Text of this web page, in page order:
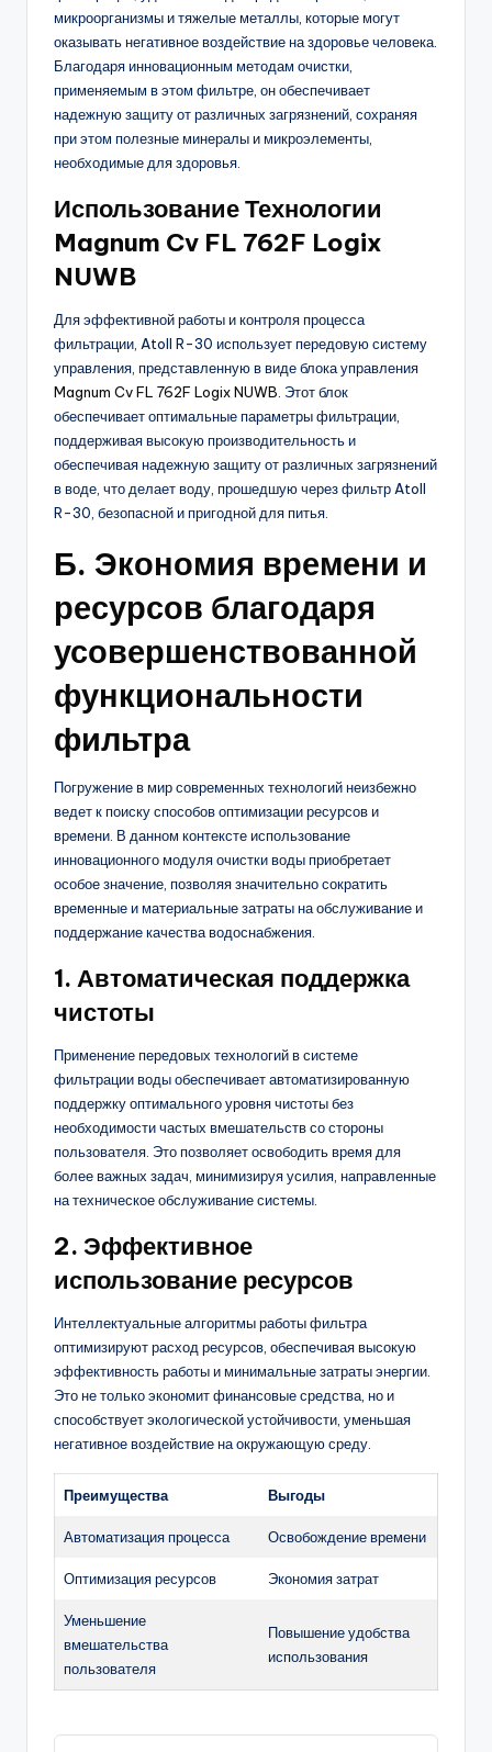
микроорганизмы и тяжелые металлы, которые могут
оказывать негативное воздействие на здоровье человека.
Благодаря инновационным методам очистки,
применяемым в этом фильтре, он обеспечивает
надежную защиту от различных загрязнений, сохраняя
при этом полезные минералы и микроэлементы,
необходимые для здоровья.
Использование Технологии
Magnum Cv FL 762F Logix
NUWB
Для эффективной работы и контроля процесса
фильтрации, Atoll R-30 использует передовую систему
управления, представленную в виде блока управления
Magnum Cv FL 762F Logix NUWB. Этот блок
обеспечивает оптимальные параметры фильтрации,
поддерживая высокую производительность и
обеспечивая надежную защиту от различных загрязнений
в воде, что делает воду, прошедшую через фильтр Atoll
R-30, безопасной и пригодной для питья.
Б. Экономия времени и
ресурсов благодаря
усовершенствованной
функциональности
фильтра
Погружение в мир современных технологий неизбежно
ведет к поиску способов оптимизации ресурсов и
времени. В данном контексте использование
инновационного модуля очистки воды приобретает
особое значение, позволяя значительно сократить
временные и материальные затраты на обслуживание и
поддержание качества водоснабжения.
1. Автоматическая поддержка
чистоты
Применение передовых технологий в системе
фильтрации воды обеспечивает автоматизированную
поддержку оптимального уровня чистоты без
необходимости частых вмешательств со стороны
пользователя. Это позволяет освободить время для
более важных задач, минимизируя усилия, направленные
на техническое обслуживание системы.
2. Эффективное
использование ресурсов
Интеллектуальные алгоритмы работы фильтра
оптимизируют расход ресурсов, обеспечивая высокую
эффективность работы и минимальные затраты энергии.
Это не только экономит финансовые средства, но и
способствует экологической устойчивости, уменьшая
негативное воздействие на окружающую среду.
Преимущества Выгоды
Автоматизация процесса Освобождение времени
Оптимизация ресурсов Экономия затрат
Уменьшение
вмешательства
пользователя
Повышение удобства
использования